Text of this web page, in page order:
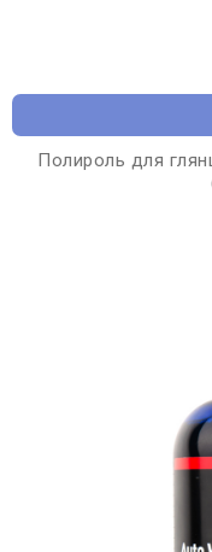
Полироль для